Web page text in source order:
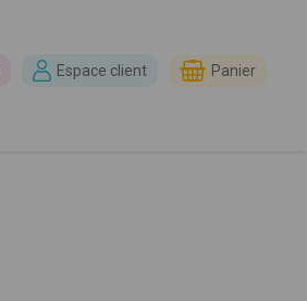
Espace client Panier